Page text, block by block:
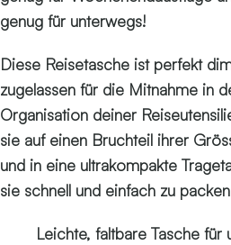
genug für unterwegs!
Diese Reisetasche ist perfekt
zugelassen für die Mitnahme in
Organisation deiner
sie auf einen Bruchteil ihrer
und in eine ultrakompakte
sie schnell und einfach zu
Leichte, faltbare Tasche für